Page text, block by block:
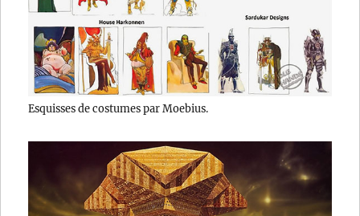
Esquisses de costumes par Moebius.